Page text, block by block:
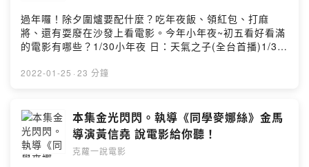
過年囉！除夕圍爐要配什麼？吃年夜飯、領紅包、打麻
將、還有耍廢在沙發上看電影。今年小年夜~初五看好看滿
的電影有哪些？1/30小年夜 日：天氣之子(全台首播)1/31
人(全台首播)2/2初二 中：雲南蟲谷(全台首播)2/3初三
言告訴我你對這一集的想法：
https://open.firstory.me/story/ckytfclqavbnp08141o23
zqa9?m=commentPowered by Firstory Hosting
2022-01-25 · 23 分鐘
本集金光閃閃。執導《同學麥娜絲》金馬
導演黃信堯 說電影給你聽！
克蘿一說電影